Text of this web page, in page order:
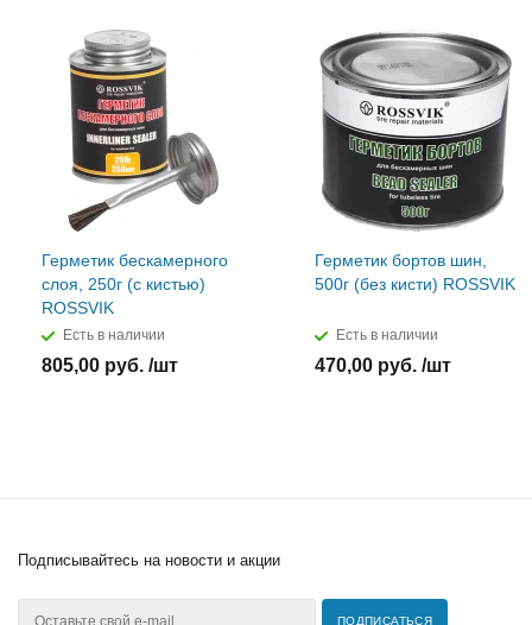
Герметик бескамерного
слоя, 250г (с кистью)
ROSSVIK
Есть в наличии
805,00 руб. /шт
Герметик бортов шин,
500г (без кисти) ROSSVIK
Есть в наличии
470,00 руб. /шт
Подписывайтесь на новости и акции